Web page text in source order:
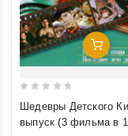
out
Шедевры Детского
выпуск (3 фильма в